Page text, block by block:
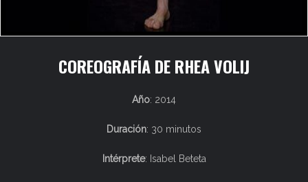
COREOGRAFÍA DE RHEA VOLIJ
Año: 2014
Duración: 30 minutos
Intérprete: Isabel Beteta